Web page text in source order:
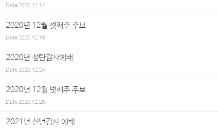
Date2020.12.12
2020년 12월 셋째주 주보
Date2020.12.19
2020년 성탄감사예배
Date2020.12.24
2020년 12월 넷째주 주보
Date2020.12.26
2021년 신년감사 예배